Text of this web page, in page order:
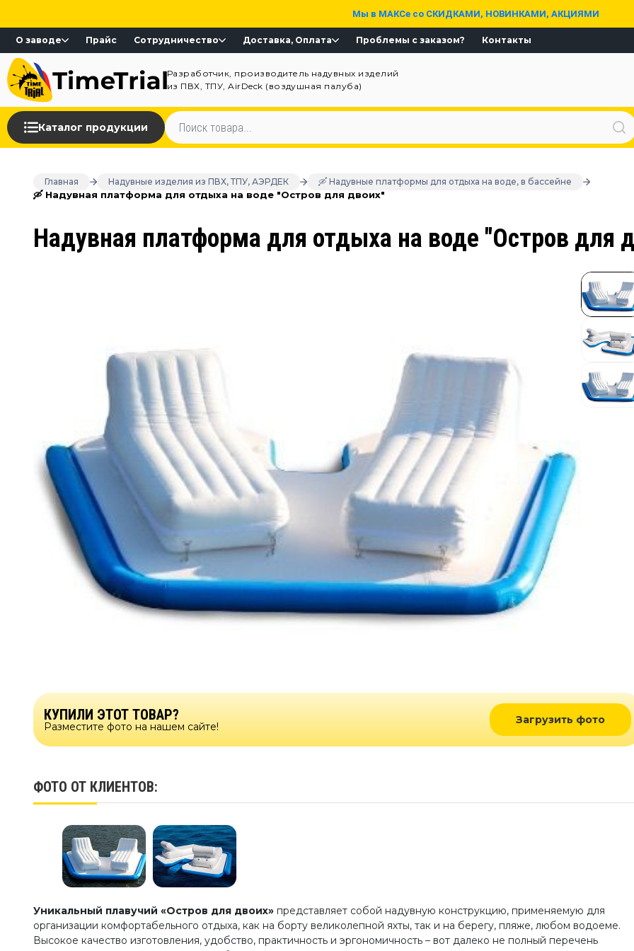
Мы в МАКСе со СКИДКАМИ, НОВИНКАМИ, АКЦИЯМИ
О заводе Прайс Сотрудничество Доставка, Оплата Проблемы с заказом? Контакты
Разработчик, производитель надувных изделий
из ПВХ, ТПУ, AirDeck (воздушная палуба)
Каталог продукции
Главная Надувные изделия из ПВХ, ТПУ, АЭРДЕК 🛶 Надувные платформы для отдыха на воде, в бассейне
🛶 Надувная платформа для отдыха на воде "Остров для двоих"
Надувная платформа для отдыха на воде "Остров для
КУПИЛИ ЭТОТ ТОВАР?
Разместите фото на нашем сайте!
Загрузить фото
ФОТО ОТ КЛИЕНТОВ:
Уникальный плавучий «Остров для двоих» представляет собой надувную конструкцию, применяемую для
организации комфортабельного отдыха, как на борту великолепной яхты, так и на берегу, пляже, любом водоеме.
Высокое качество изготовления, удобство, практичность и эргономичность – вот далеко не полный перечень